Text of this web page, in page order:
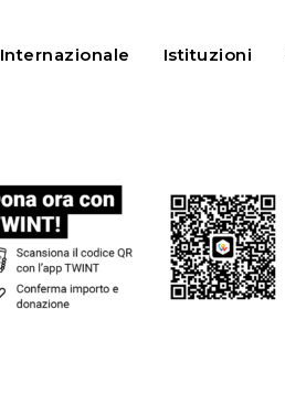
Internazionale Istituzioni